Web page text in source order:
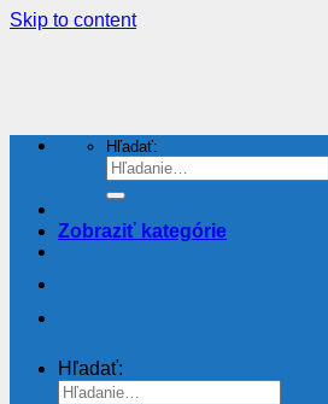
Skip to content
Hľadať:
Hľadať:
Zobraziť kategórie